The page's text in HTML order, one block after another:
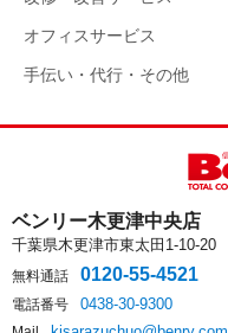
オフィスサービス
手伝い・代行・その他
ベンリー木更津中央店
千葉県木更津市東太田1-10-20
無料通話 0120-55-4521
電話番号 0438-30-9300